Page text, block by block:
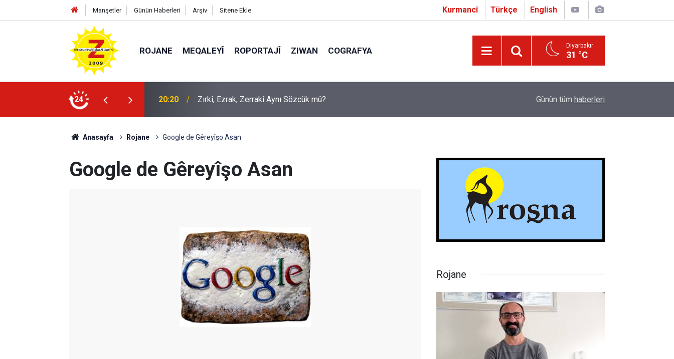
Manşetler Günün Haberleri Arşiv Sitene Ekle Kurmancî Türkçe English
ROJANE MEQALEYÎ ROPORTAJÎ ZIWAN COGRAFYA Diyarbakır
31 °C
24 09:56 Ji Zilma Partîzanan Nimûneyeka Piçûk Çapo 3. o Hîrakerde yê Ferhengê Zazakî-Tirkî
Günün tüm haberleri
Anasayfa Rojane Google de Gêreyîşo Asan
Google de Gêreyîşo Asan
Rojane